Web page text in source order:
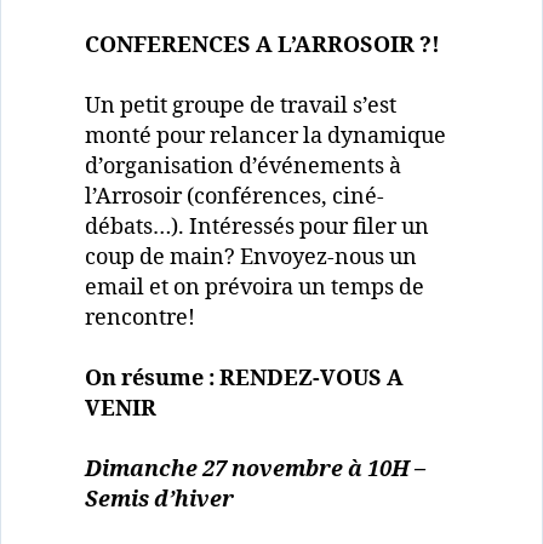
CONFERENCES A L’ARROSOIR ?!
Un petit groupe de travail s’est
monté pour relancer la dynamique
d’organisation d’événements à
l’Arrosoir (conférences, ciné-
débats…). Intéressés pour filer un
coup de main? Envoyez-nous un
email et on prévoira un temps de
rencontre!
On résume : RENDEZ-VOUS A
VENIR
Dimanche 27 novembre à 10H –
Semis d’hiver